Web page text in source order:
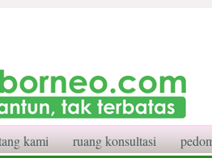
kami ruang konsultasi